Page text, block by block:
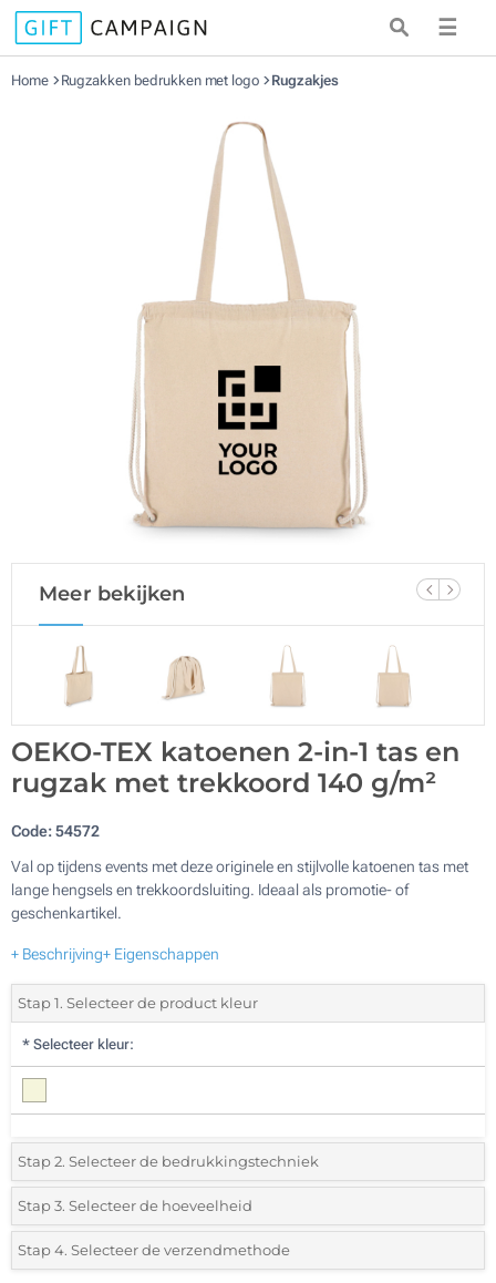
☰
Home Rugzakken bedrukken met logo Rugzakjes
Meer bekijken
OEKO-TEX katoenen 2-in-1 tas en
rugzak met trekkoord 140 g/m²
Code:54572
Val op tijdens events met deze originele en stijlvolle katoenen tas met
lange hengsels en trekkoordsluiting. Ideaal als promotie- of
geschenkartikel.
+ Beschrijving+ Eigenschappen
Stap 1. Selecteer de product kleur
* Selecteer kleur:
Stap 2. Selecteer de bedrukkingstechniek
*Selecteer de bedrukking en kleuren van het logo:
1 Kleur (Aan een kant)
Stap 3. Selecteer de hoeveelheid
*Selecteer uit de lijst of voeg het gewenste aantal in
Stap 4. Selecteer de verzendmethode